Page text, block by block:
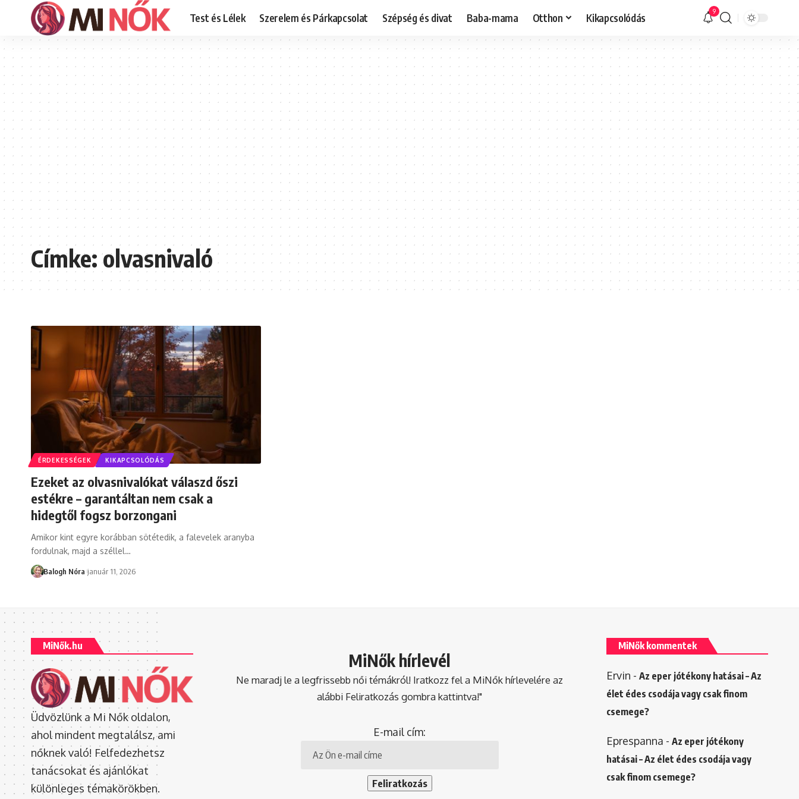
Test és Lélek Szerelem és Párkapcsolat Szépség és divat Baba-mama Otthon Kikapcsolódás 9
Címke:olvasnivaló
ÉRDEKESSÉGEK KIKAPCSOLÓDÁS
Ezeket az olvasnivalókat válaszd őszi
estékre – garantáltan nem csak a
hidegtől fogsz borzongani
Amikor kint egyre korábban sötétedik, a falevelek aranyba
fordulnak, majd a széllel…
Balogh Nóra január 11, 2026
MiNők.hu
Üdvözlünk a Mi Nők oldalon,
ahol mindent megtalálsz, ami
nőknek való! Felfedezhetsz
tanácsokat és ajánlókat
különleges témakörökben.
MiNők hírlevél
Ne maradj le a legfrissebb női témákról! Iratkozz fel a MiNők hírlevelére az
alábbi Feliratkozás gombra kattintva!"
E-mail cím:
MiNők kommentek
Ervin - Az eper jótékony hatásai – Az
élet édes csodája vagy csak finom
csemege?
Eprespanna - Az eper jótékony
hatásai – Az élet édes csodája vagy
csak finom csemege?